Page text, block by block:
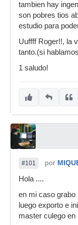
Pues la
a la
tambien hay
son pobres tios
estudio para
Uuffff Roger!!, la
tanto.(si
1 saludo!
#101 por
Hola ....
en mi caso grabo
luego exporto e
master culego en